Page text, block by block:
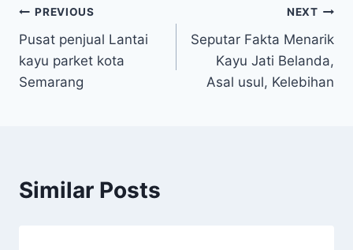
Navigasi
pos
PREVIOUS
Pusat penjual Lantai
kayu parket kota
Semarang
NEXT
Seputar Fakta Menarik
Kayu Jati Belanda,
Asal usul, Kelebihan
Similar Posts